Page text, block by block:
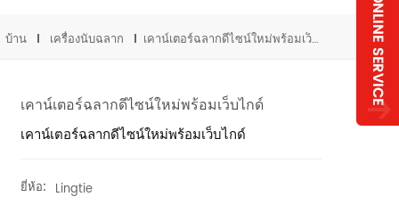
บ้าน เครื่องนับฉลาก เคาน์เตอร์ฉลากดีไซน์ใหม่พร้อมเว็บไกด์
เคาน์เตอร์ฉลากดีไซน์ใหม่พร้อมเว็บไกด์
เคาน์เตอร์ฉลากดีไซน์ใหม่พร้อมเว็บไกด์
ยี่ห้อ: Lingtie